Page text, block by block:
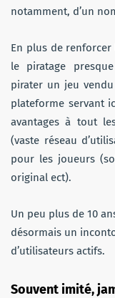
notamment, d’un
En plus de
le piratage
pirater un jeu
plateforme servant
avantages à tout
(vaste réseau
pour les joueurs
original ect).
Un peu plus de 10
désormais un
d’utilisateurs actifs.
Souvent imité,